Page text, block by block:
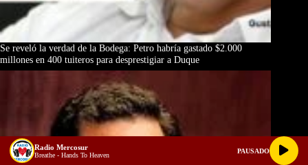
Se reveló la verdad de la Bodega: Petro habría gastado $2.000
millones en 400 tuiteros para desprestigiar a Duque
Radio Mercosur
Breathe - Hands To Heaven
PAUSADO